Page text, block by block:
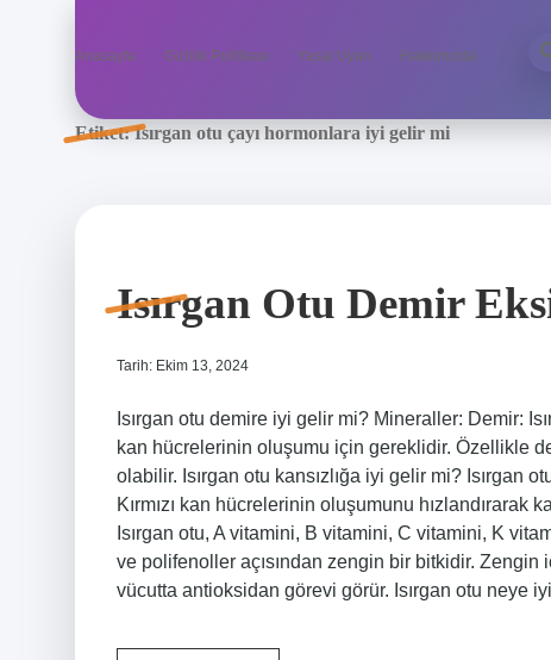
Anasayfa Gizlilik Politikası Yasal Uyarı Hakkımızda
Etiket:Isırgan otu çayı hormonlara iyi gelir mi
Isırgan Otu Demir
Tarih: Ekim 13, 2024
Isırgan otu demire iyi gelir mi? Mineraller: Demir:
kan hücrelerinin oluşumu için gereklidir. Özellikle
olabilir. Isırgan otu kansızlığa iyi gelir mi? Isırgan
Kırmızı kan hücrelerinin oluşumunu hızlandırarak
Isırgan otu, A vitamini, B vitamini, C vitamini, K
ve polifenoller açısından zengin bir bitkidir. Zengin
vücutta antioksidan görevi görür. Isırgan otu neye